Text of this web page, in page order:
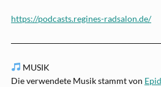
https://podcasts.regines-radsalon.de/
MUSIK
Die verwendete Musik stammt von